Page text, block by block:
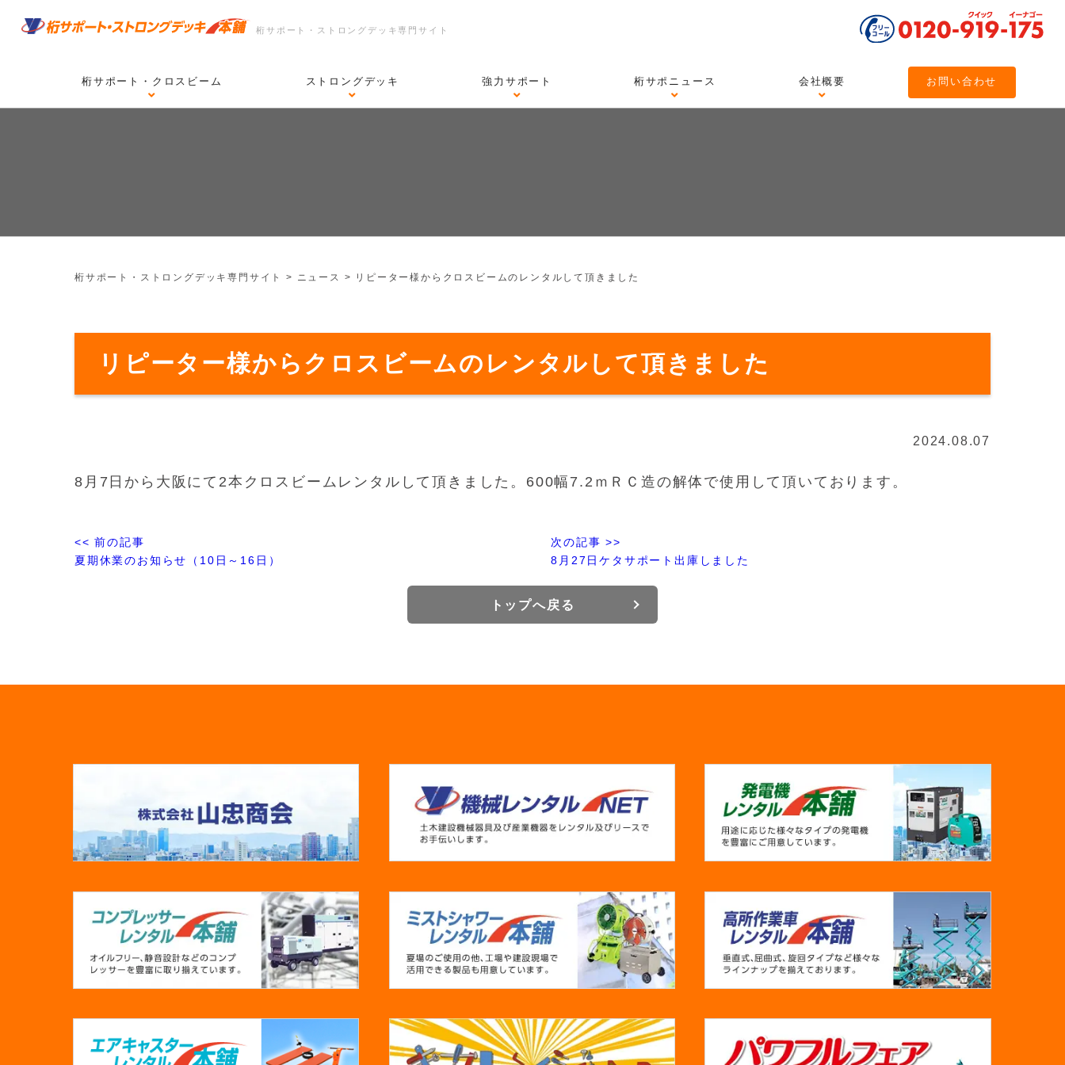
桁サポート・ストロングデッキ専門サイト
桁サポート・クロスビーム ストロングデッキ 強力サポート 桁サポニュース 会社概要 お問い合わせ
桁サポート・ストロングデッキ専門サイト > ニュース > リピーター様からクロスビームのレンタルして頂きました
リピーター様からクロスビームのレンタルして頂きました
2024.08.07
8月7日から大阪にて2本クロスビームレンタルして頂きました。600幅7.2ｍＲＣ造の解体で使用して頂いております。
<< 前の記事
夏期休業のお知らせ（10日～16日）
次の記事 >>
8月27日ケタサポート出庫しました
トップへ戻る